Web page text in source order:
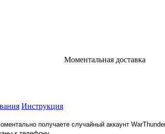
Моментальная доставка
Инструкция
получаете случайный аккаунт